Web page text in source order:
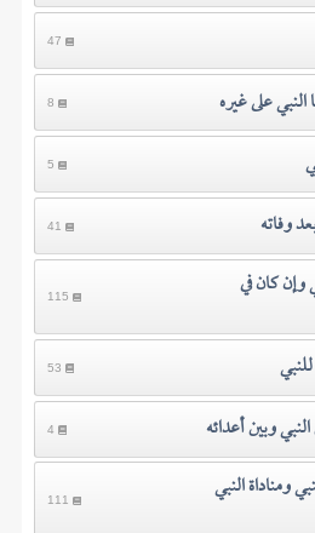
47
على غيره 8
5
وفاته 41
كان في 115
53
وبين أعدائه 4
ومناداة النبي 111